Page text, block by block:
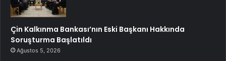
Çin Kalkınma Bankası’nın Eski Başkanı Hakkında
Soruşturma Başlatıldı
Ağustos 5, 2026